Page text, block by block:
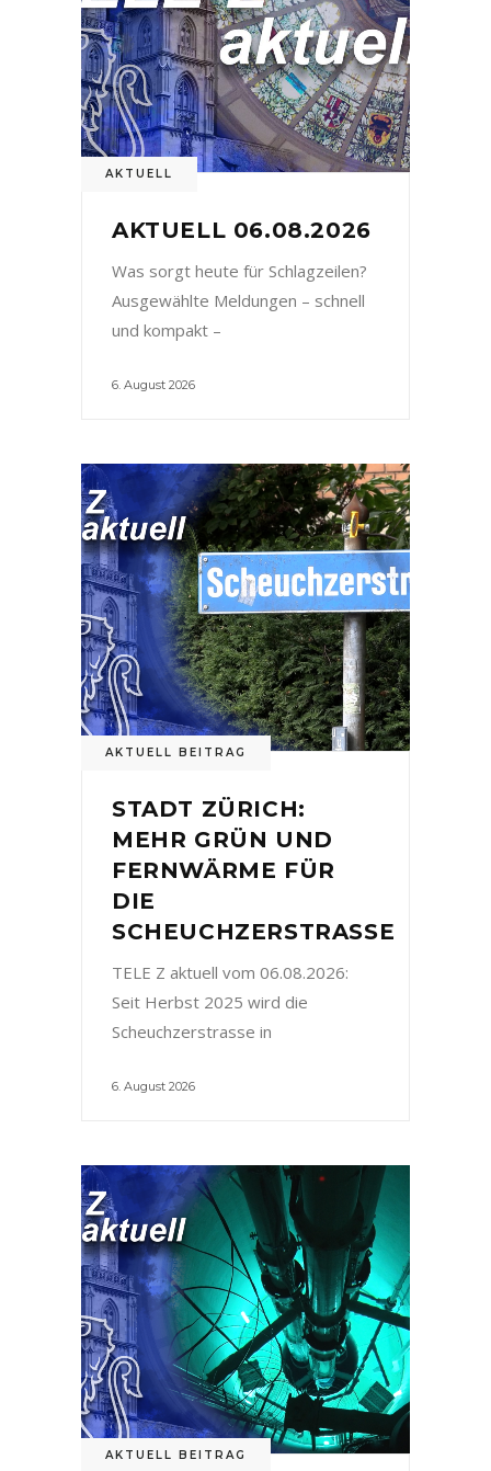
AKTUELL
AKTUELL 06.08.2026
Was sorgt heute für Schlagzeilen?
Ausgewählte Meldungen – schnell
und kompakt –
6. August 2026
AKTUELL BEITRAG
STADT ZÜRICH:
MEHR GRÜN UND
FERNWÄRME FÜR
DIE
SCHEUCHZERSTRASSE
TELE Z aktuell vom 06.08.2026:
Seit Herbst 2025 wird die
Scheuchzerstrasse in
6. August 2026
AKTUELL BEITRAG